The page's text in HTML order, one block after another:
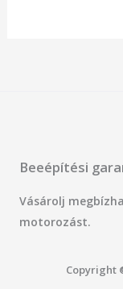
Beeépítési
Vásárolj
motorozást.
Copyright